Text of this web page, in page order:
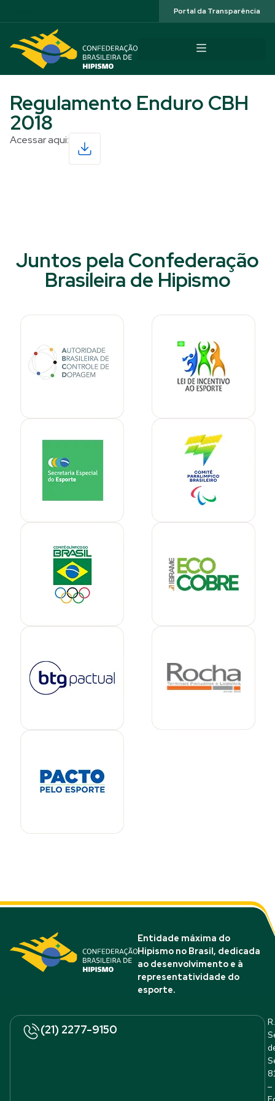
Portal da Transparência
Regulamento Enduro CBH
2018
Acessar aqui:
Juntos pela Confederação
Brasileira de Hipismo
Entidade máxima do
Hipismo no Brasil, dedicada
ao desenvolvimento e à
representatividade do
esporte.
(21) 2277-9150
R.
–